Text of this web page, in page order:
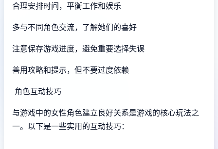
合理安排时间，平衡工作和娱乐
多与不同角色交流，了解她们的喜好
注意保存游戏进度，避免重要选择失误
善用攻略和提示，但不要过度依赖
角色互动技巧
与游戏中的女性角色建立良好关系是游戏的核心玩法之
一。以下是一些实用的互动技巧：